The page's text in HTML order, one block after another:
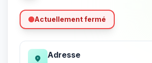
Actuellement fermé
location_on
Adresse